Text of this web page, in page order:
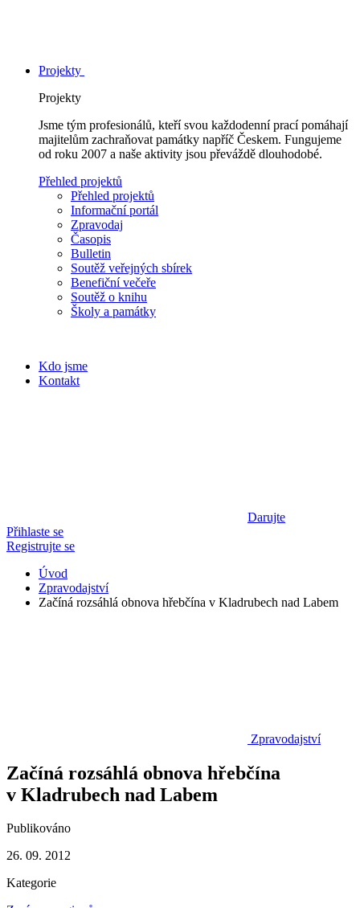
Projekty
Projekty
Jsme tým profesionálů, kteří svou každodenní prací pomáhají
majitelům zachraňovat památky napříč Českem. Fungujeme
od roku 2007 a naše aktivity jsou převáždě dlouhodobé.
Přehled projektů
Přehled projektů
Informační portál
Zpravodaj
Časopis
Bulletin
Soutěž veřejných sbírek
Benefiční večeře
Soutěž o knihu
Školy a památky
Kdo jsme
Kontakt
Darujte
Přihlaste se
Registrujte se
Úvod
Zpravodajství
Začíná rozsáhlá obnova hřebčína v Kladrubech nad Labem
Zpravodajství
Začíná rozsáhlá obnova hřebčína
v Kladrubech nad Labem
Publikováno
26. 09. 2012
Kategorie